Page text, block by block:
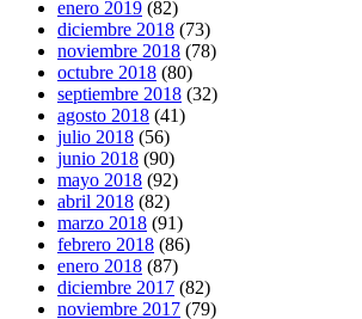
enero 2019 (82)
diciembre 2018 (73)
noviembre 2018 (78)
octubre 2018 (80)
septiembre 2018 (32)
agosto 2018 (41)
julio 2018 (56)
junio 2018 (90)
mayo 2018 (92)
abril 2018 (82)
marzo 2018 (91)
febrero 2018 (86)
enero 2018 (87)
diciembre 2017 (82)
noviembre 2017 (79)